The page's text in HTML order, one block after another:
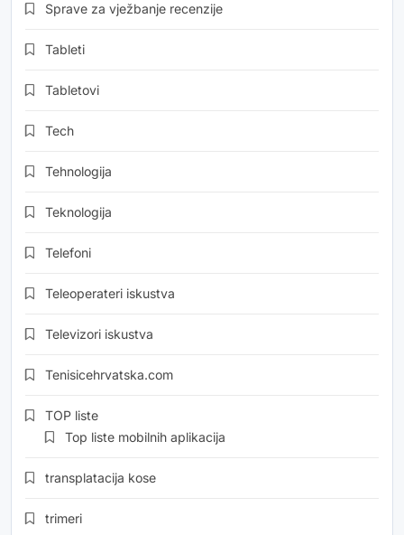
Sprave za vježbanje recenzije
Tableti
Tabletovi
Tech
Tehnologija
Teknologija
Telefoni
Teleoperateri iskustva
Televizori iskustva
Tenisicehrvatska.com
TOP liste
Top liste mobilnih aplikacija
transplatacija kose
trimeri